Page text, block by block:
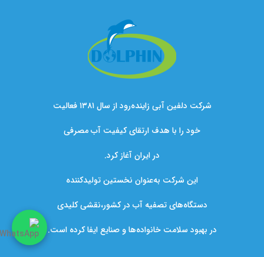
شرکت دلفین آبی زاینده‌رود از سال ۱۳۸۱ فعالیت
خود را با هدف ارتقای کیفیت آب مصرفی
در ایران آغاز کرد.
این شرکت به‌عنوان نخستین تولیدکننده
دستگاه‌های تصفیه آب در کشور،نقشی کلیدی
در بهبود سلامت خانواده‌ها و صنایع ایفا کرده است.